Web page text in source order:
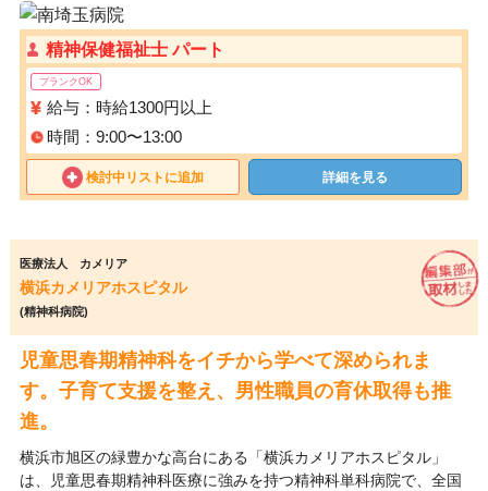
精神保健福祉士 パート
ブランクOK
給与：時給1300円以上
時間：9:00〜13:00
検討中リストに追加 詳細を見る
医療法人 カメリア
横浜カメリアホスピタル
(精神科病院)
児童思春期精神科をイチから学べて深められま
す。子育て支援を整え、男性職員の育休取得も推
進。
横浜市旭区の緑豊かな高台にある「横浜カメリアホスピタル」
は、児童思春期精神科医療に強みを持つ精神科単科病院で、全国